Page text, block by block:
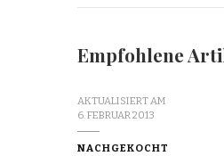
Empfohlene
AKTUALISIERT AM
6. FEBRUAR 2013
NACHGEKOCHT